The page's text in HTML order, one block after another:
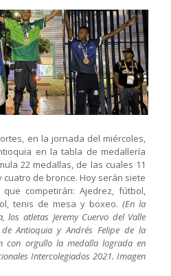
en la jornada del miércoles,
en la tabla de medallería
22 medallas, de las cuales 11
de bronce. Hoy serán siete
competirán: Ajedrez, fútbol,
tenis de mesa y boxeo.(En la
los atletas Jeremy Cuervo del Valle
Antioquia y Andrés Felipe de la
con orgullo la medalla lograda en
Intercolegiados 2021. Imagen